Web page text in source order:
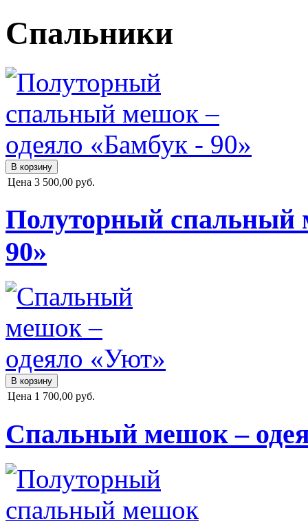
Спальники
Цена 3 500,00 руб.
Полуторный спальный
90»
Цена 1 700,00 руб.
Спальный мешок –